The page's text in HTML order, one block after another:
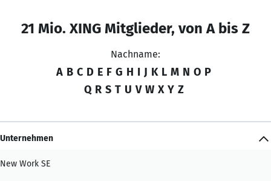
21 Mio. XING Mitglieder, von A bis Z
Nachname:
A B C D E F G H I J K L M N O P
Q R S T U V W X Y Z
Unternehmen
New Work SE